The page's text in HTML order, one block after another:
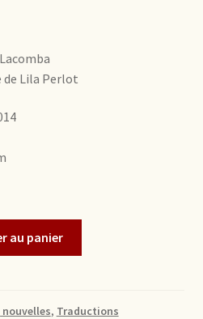
Lila Perlot
au panier
, Traductions